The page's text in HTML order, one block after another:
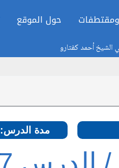
ومقتطفات حول الموقع
الشيخ أحمد كفتارو
مدة الدرس: 00:57:55